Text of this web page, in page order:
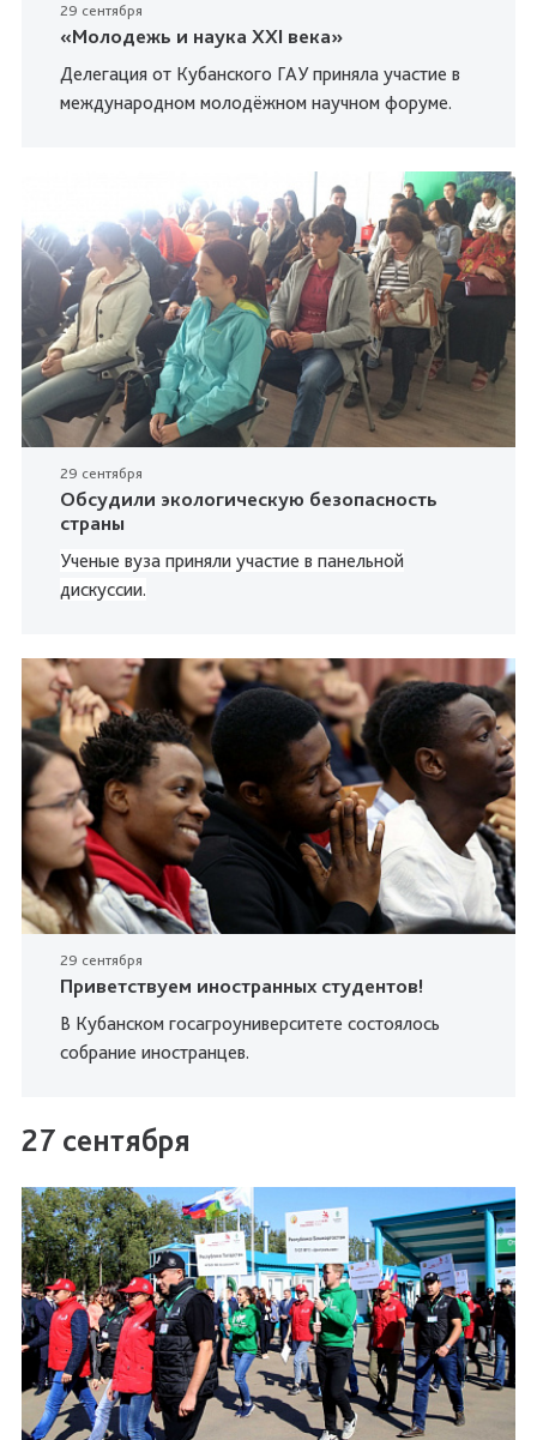
29 сентября
«Молодежь и наука XXI века»
Делегация от Кубанского ГАУ приняла участие в
международном молодёжном научном форуме.
29 сентября
Обсудили экологическую безопасность
страны
Ученые вуза приняли участие в панельной
дискуссии.
29 сентября
Приветствуем иностранных студентов!
В Кубанском госагроуниверситете состоялось
собрание иностранцев.
27 сентября